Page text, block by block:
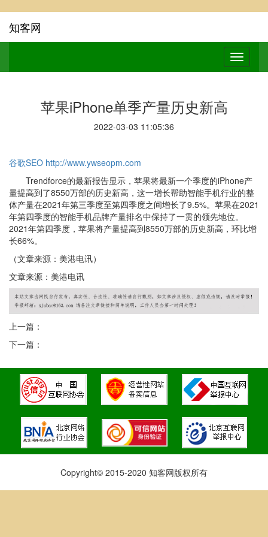
知客网
苹果iPhone单季产量历史新高
2022-03-03 11:05:36
谷歌SEO http://www.ywseopm.com
Trendforce的最新报告显示，苹果将最新一个季度的iPhone产
量提高到了8550万部的历史新高，这一增长帮助智能手机行业的整
体产量在2021年第三季度至第四季度之间增长了9.5%。苹果在2021
年第四季度的智能手机品牌产量排名中保持了一贯的领先地位。
2021年第四季度，苹果将产量提高到8550万部的历史新高，环比增
长66%。
（文章来源：美港电讯）
文章来源：美港电讯
上一篇：
下一篇：
Copyright© 2015-2020 知客网版权所有